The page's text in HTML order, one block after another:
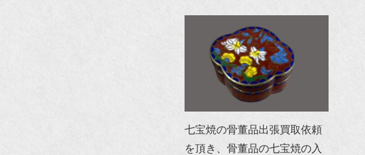
七宝焼の骨董品出張買取依頼
を頂き、骨董品の七宝焼の入